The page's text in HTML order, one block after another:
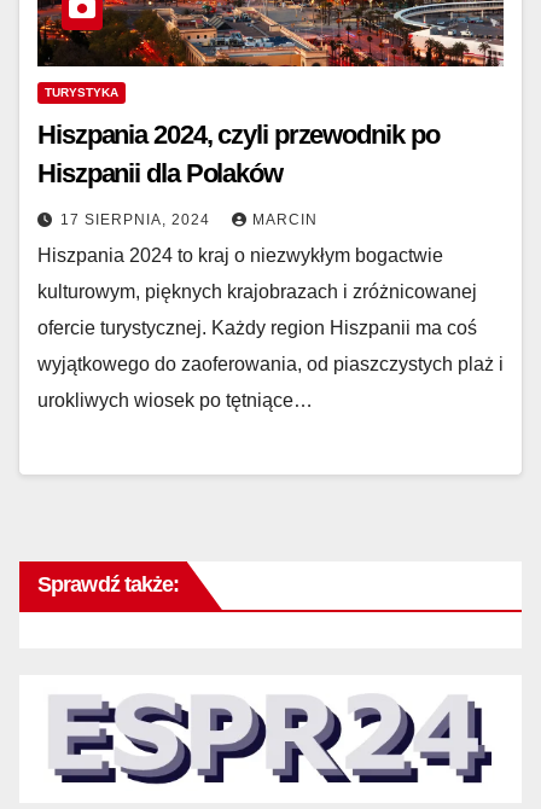
TURYSTYKA
Hiszpania 2024, czyli przewodnik po
Hiszpanii dla Polaków
17 SIERPNIA, 2024 MARCIN
Hiszpania 2024 to kraj o niezwykłym bogactwie
kulturowym, pięknych krajobrazach i zróżnicowanej
ofercie turystycznej. Każdy region Hiszpanii ma coś
wyjątkowego do zaoferowania, od piaszczystych plaż i
urokliwych wiosek po tętniące…
Sprawdź także: